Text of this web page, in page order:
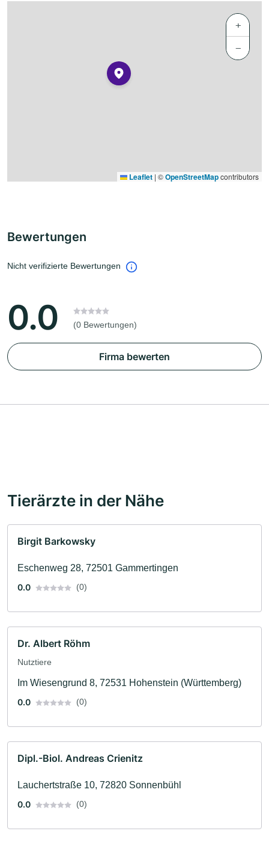
+
−
Leaflet | ©OpenStreetMapcontributors
Bewertungen
Nicht verifizierte Bewertungen
0.0 (0 Bewertungen)
Firma bewerten
Tierärzte in der Nähe
Birgit Barkowsky
Eschenweg 28, 72501 Gammertingen
0.0
(0)
Dr. Albert Röhm
Nutztiere
Im Wiesengrund 8, 72531 Hohenstein (Württemberg)
0.0
(0)
Dipl.-Biol. Andreas Crienitz
Lauchertstraße 10, 72820 Sonnenbühl
0.0
(0)